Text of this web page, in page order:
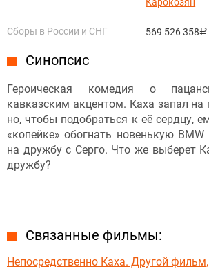
Сборы в России и СНГ 569 526 358руб.
Синопсис
Героическая комедия о
кавказским акцентом. Каха запал
но, чтобы подобраться к её сердцу,
«копейке» обогнать новенькую
на дружбу с Серго. Что же выберет
дружбу?
Связанные фильмы:
Непосредственно Каха. Другой